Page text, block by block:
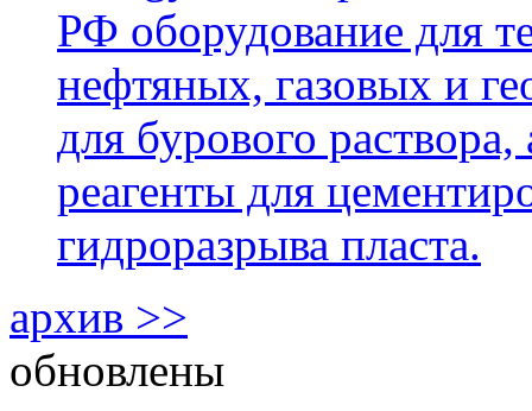
РФ оборудование для
нефтяных, газовых и
для бурового
реагенты для
гидроразрыва пласта.
архив >>
обновлены